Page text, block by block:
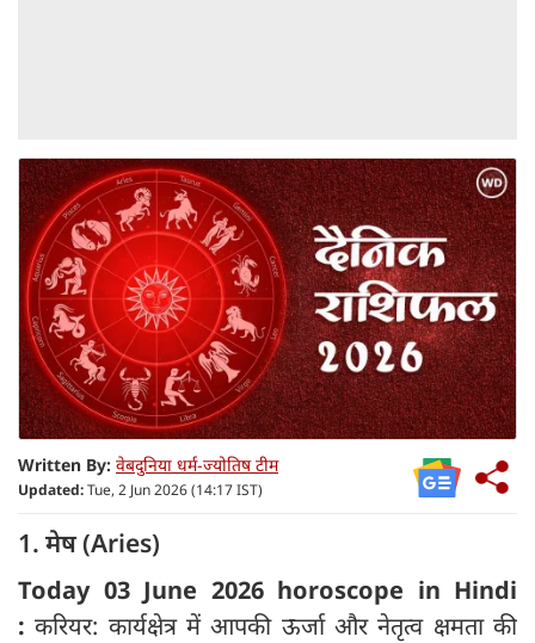
Written By: वेबदुनिया धर्म-ज्योतिष टीम
Updated:Tue, 2 Jun 2026 (14:17 IST)
1. मेष (Aries)
Today 03 June 2026 horoscope in Hindi
: करियर: कार्यक्षेत्र में आपकी ऊर्जा और नेतृत्व क्षमता की